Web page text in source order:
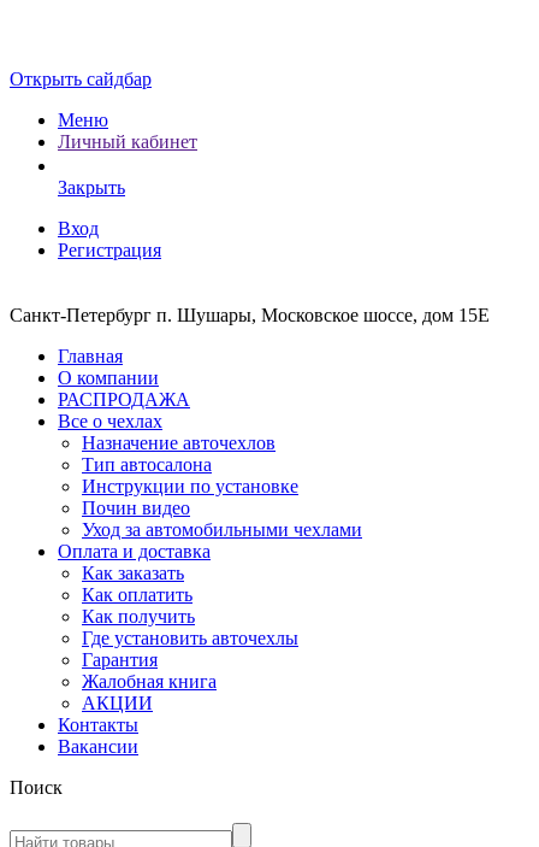
Открыть сайдбар
Меню
Личный кабинет
Закрыть
Вход
Регистрация
Санкт-Петербург п. Шушары, Московское шоссе, дом 15Е
Главная
О компании
РАСПРОДАЖА
Все о чехлах
Назначение авточехлов
Тип автосалона
Инструкции по установке
Почин видео
Уход за автомобильными чехлами
Оплата и доставка
Как заказать
Как оплатить
Как получить
Где установить авточехлы
Гарантия
Жалобная книга
АКЦИИ
Контакты
Вакансии
Поиск